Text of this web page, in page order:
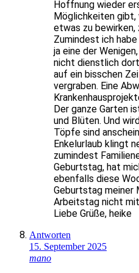
Hoffnung wieder
Möglichkeiten gibt,
etwas zu bewirken,
Zumindest ich
ja eine der
nicht dienstlich
auf ein bisschen
vergraben. Eine
Der ganze Garten
und Blüten. Und
Töpfe sind
Enkelurlaub klingt
zumindest
Geburtstag, hat
ebenfalls diese
Geburtstag meiner
Arbeitstag nicht
Liebe Grüße, heike
Antworten
15. September 2025
mano